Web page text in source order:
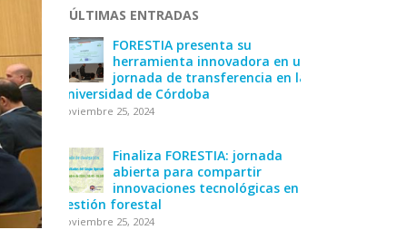
ÚLTIMAS ENTRADAS
su
Feria
FORESTIA presenta su
herramienta innovadora en una
jornada de transferencia en la
Universidad de Córdoba
noviembre 25, 2024
Finaliza FORESTIA: jornada
abierta para compartir
innovaciones tecnológicas en
gestión forestal
noviembre 25, 2024